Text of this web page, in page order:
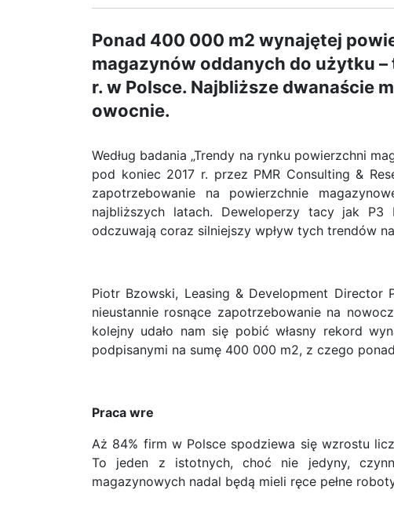
Ponad 400 000 m2 wynajętej
magazynów oddanych do użytku –
r. w Polsce. Najbliższe dwanaście
owocnie.
Według badania „Trendy na rynku powierzchni
pod koniec 2017 r. przez PMR Consulting &
zapotrzebowanie na powierzchnie
najbliższych latach. Deweloperzy tacy jak
odczuwają coraz silniejszy wpływ tych trendów
Piotr Bzowski, Leasing & Development
nieustannie rosnące zapotrzebowanie na
kolejny udało nam się pobić własny rekord
podpisanymi na sumę 400 000 m2, z czego
Praca wre
Aż 84% firm w Polsce spodziewa się wzrostu
To jeden z istotnych, choć nie jedyny,
magazynowych nadal będą mieli ręce pełne